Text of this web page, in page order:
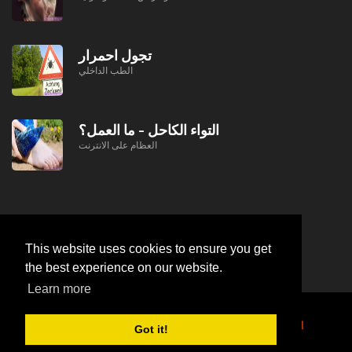
This website uses cookies to ensure you get
the best experience on our website.
Learn more
Got it!
تجول احمرار
الطب الداخلي
التواء الكاحل - ما العمل؟
العظام على الانترنت
© https://lifeafterjob.com التهاب الحوض المزمن